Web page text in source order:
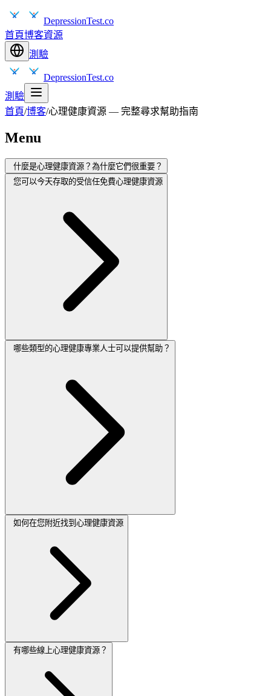
DepressionTest.co
首頁博客資源
測驗
DepressionTest.co
測驗
首頁/博客/心理健康資源 — 完整尋求幫助指南
Menu
什麼是心理健康資源？為什麼它們很重要？
您可以今天存取的受信任免費心理健康資源
哪些類型的心理健康專業人士可以提供幫助？
如何在您附近找到心理健康資源
有哪些線上心理健康資源？